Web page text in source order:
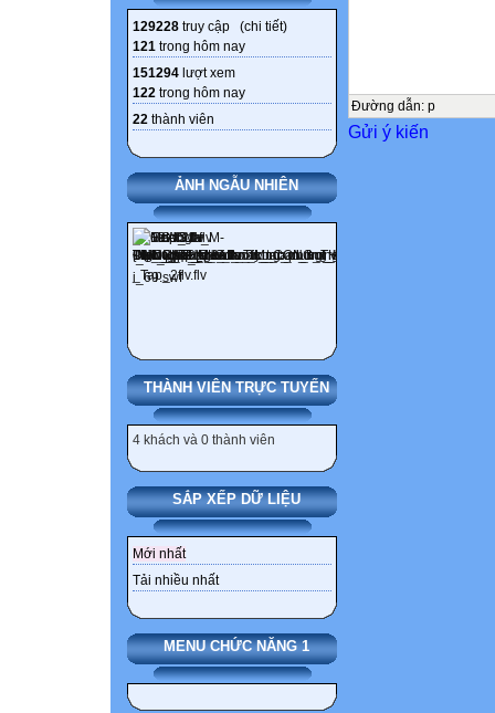
129228 truy cập (chi tiết)
121 trong hôm nay
151294 lượt xem
122 trong hôm nay
22 thành viên
ẢNH NGẪU NHIÊN
THÀNH VIÊN TRỰC TUYẾN
4 khách và 0 thành viên
SẮP XẾP DỮ LIỆU
Mới nhất
Tải nhiều nhất
MENU CHỨC NĂNG 1
Lớp chia thành
nhóm.
Đường dẫn: p
Gửi ý kiến